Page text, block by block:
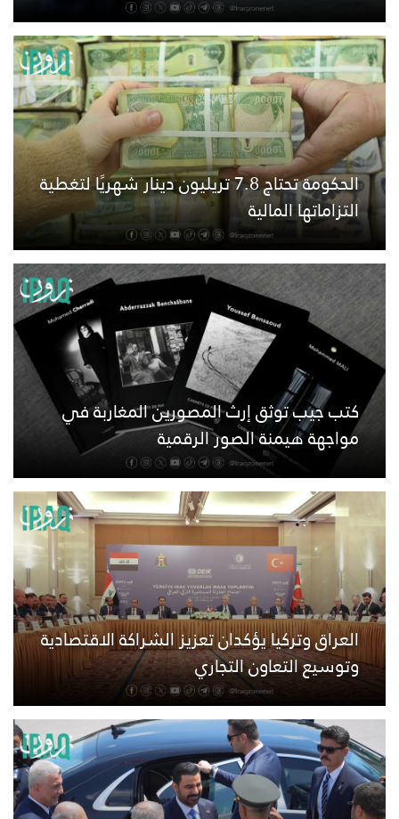
الحكومة تحتاج 7.8 تريليون دينار شهريًا لتغطية
التزاماتها المالية
كتب جيب توثق إرث المصورين المغاربة في
مواجهة هيمنة الصور الرقمية
العراق وتركيا يؤكدان تعزيز الشراكة الاقتصادية
وتوسيع التعاون التجاري